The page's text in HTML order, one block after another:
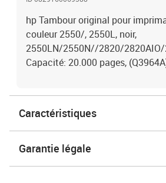
hp Tambour original pour
couleur 2550/, 2550L, noir,
2550LN/2550N//2820/
Capacité: 20.000 pages,
Caractéristiques
Garantie légale